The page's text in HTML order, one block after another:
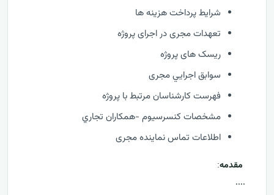
شرایط پرداخت هزینه ها
تعهدات مجری در اجرای پروژه
ریسک های پروژه
سوابق اجرايي مجری
فهرست كارشناسان مرتبط با پروژه
مشخصات كنسرسيوم -همكاران تجاري
اطلاعات تماس نماینده مجری
مقدمه:
....